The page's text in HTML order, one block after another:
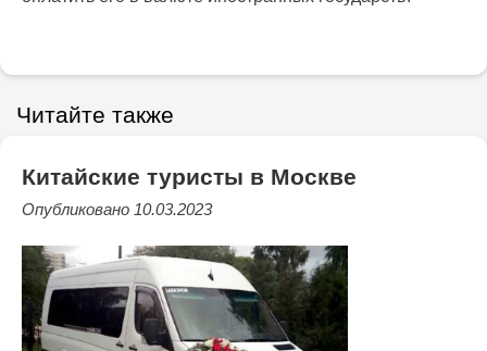
Читайте также
Китайские туристы в Москве
Опубликовано 10.03.2023